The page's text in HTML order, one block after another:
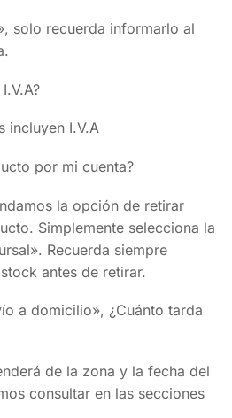
solo recuerda informarlo al
incluyen I.V.A
por mi cuenta?
la opción de retirar
Simplemente selecciona la
Recuerda siempre
antes de retirar.
a domicilio», ¿Cuánto tarda
de la zona y la fecha del
consultar en las secciones